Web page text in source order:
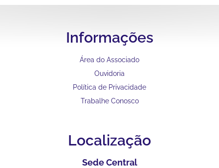
Informações
Área do Associado
Ouvidoria
Política de Privacidade
Trabalhe Conosco
Localização
Sede Central